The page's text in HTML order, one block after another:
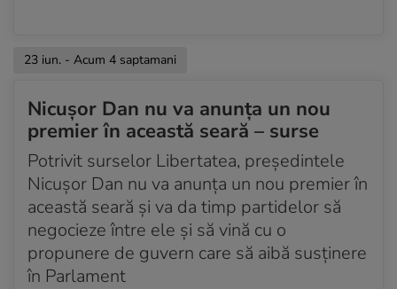
23 iun. - Acum 4 saptamani
Nicușor Dan nu va anunța un nou
premier în această seară – surse
Potrivit surselor Libertatea, președintele
Nicușor Dan nu va anunța un nou premier în
această seară și va da timp partidelor să
negocieze între ele și să vină cu o
propunere de guvern care să aibă susținere
în Parlament